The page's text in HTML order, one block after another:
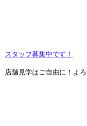
スタッフ募集中です！
店舗見学はご自由に！よ